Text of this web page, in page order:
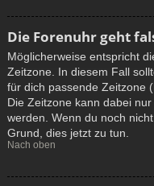
Die Forenuhr geht
Möglicherweise entspricht
Zeitzone. In diesem Fall
für dich passende Zeitzone
Die Zeitzone kann dabei
werden. Wenn du noch
Grund, dies jetzt zu tun.
Nach oben